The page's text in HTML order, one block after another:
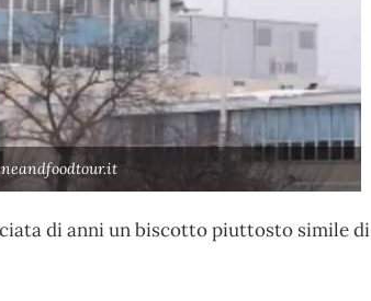
di anni un biscotto piuttosto simile di